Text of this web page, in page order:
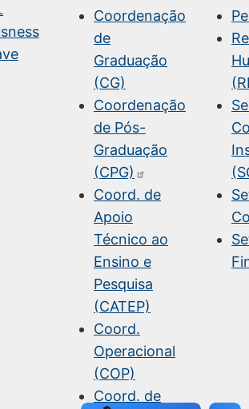
Coordenação
de
Graduação
(CG)
Coordenação
de Pós-
Graduação
(CPG)
Coord. de
Apoio
Técnico ao
Ensino e
Pesquisa
(CATEP)
Coord.
Operacional
(COP)
Coord. de